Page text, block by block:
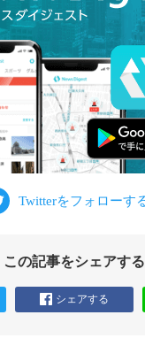
この記事をシェアする
シェアする